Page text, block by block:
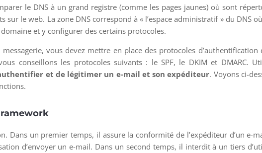
le DNS à un grand registre (comme les pages jaunes) où sont
le web. La zone DNS correspond à « l’espace administratif » du DNS
et y configurer des certains protocoles.
vous devez mettre en place des protocoles d’authentification
conseillons les protocoles suivants : le SPF, le DKIM et DMARC.
et de légitimer un e-mail et son expéditeur. Voyons ci-
Dans un premier temps, il assure la conformité de l’expéditeur d’un e-
d’envoyer un e-mail. Dans un second temps, il interdit à un tiers